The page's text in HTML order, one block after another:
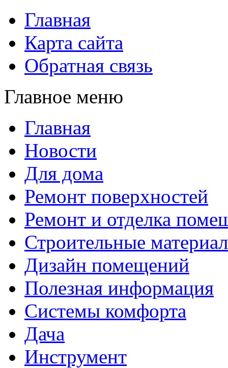
Главная
Карта сайта
Обратная связь
Главное меню
Главная
Новости
Для дома
Ремонт поверхностей
Ремонт и отделка
Строительные
Дизайн помещений
Полезная информация
Системы комфорта
Дача
Инструмент